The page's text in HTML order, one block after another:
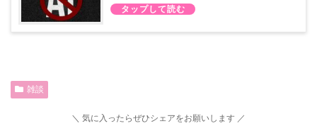
雑談
気に入ったらぜひシェアをお願いします